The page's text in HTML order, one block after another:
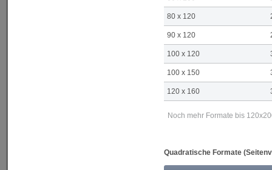
80 x 120
90 x 120
100 x 120
100 x 150
120 x 160
Noch mehr Formate bis
Quadratische Formate